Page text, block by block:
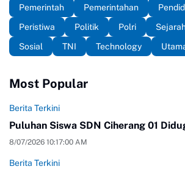
Pemerintah
Pemerintahan
Peristiwa
Politik Polri
Sosial
TNI Technology
Most Popular
Berita Terkini
Puluhan Siswa SDN Ciherang 01
8/07/2026 10:17:00 AM
Berita Terkini